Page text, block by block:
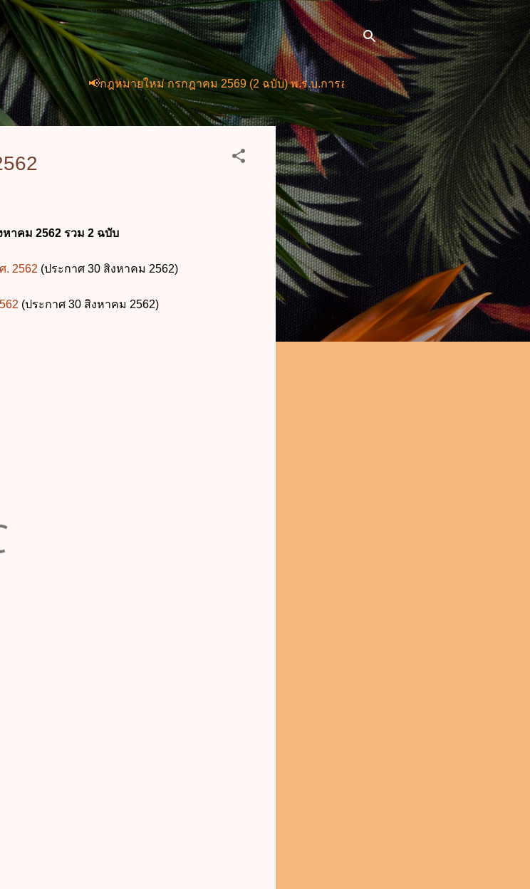
ข้ามไปที่เนื้อหาหลัก
📢กฎหมายใหม่ กรกฎาคม 2569 (2 ฉบับ) พ.ร.บ.การอำนวยการความสะดวกในการพิจารณาอนุญาต
าคม 2562 รวม 2 ฉบับ
2562 (ประกาศ 30 สิงหาคม 2562)
(ประกาศ 30 สิงหาคม 2562)